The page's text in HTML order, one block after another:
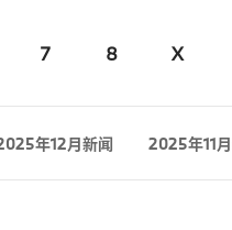
7 8 X
年12月新闻 2025年11